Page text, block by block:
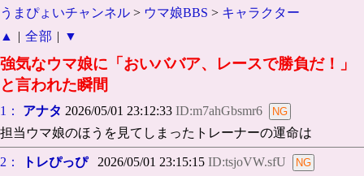
うまぴょいチャンネル > ウマ娘BBS > キャラクター
▲
| 全部 | ▼
強気なウマ娘に「おいババア、レースで勝負だ！」
と言われた瞬間
1： アナタ 2026/05/01 23:12:33 ID:m7ahGbsmr6
担当ウマ娘のほうを見てしまったトレーナーの運命は
2： トレぴっぴ2026/05/01 23:15:15 ID:tsjoVW.sfU